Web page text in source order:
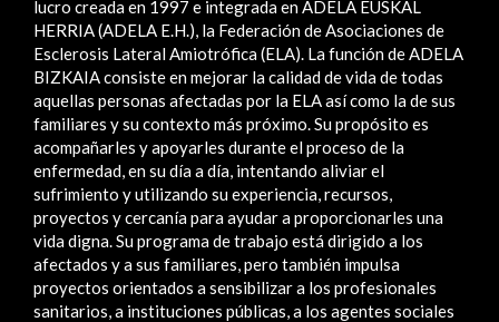
lucro creada en 1997 e integrada en ADELA EUSKAL
HERRIA (ADELA E.H.), la Federación de Asociaciones de
Esclerosis Lateral Amiotrófica (ELA). La función de ADELA
BIZKAIA consiste en mejorar la calidad de vida de todas
aquellas personas afectadas por la ELA así como la de sus
familiares y su contexto más próximo. Su propósito es
acompañarles y apoyarles durante el proceso de la
enfermedad, en su día a día, intentando aliviar el
sufrimiento y utilizando su experiencia, recursos,
proyectos y cercanía para ayudar a proporcionarles una
vida digna. Su programa de trabajo está dirigido a los
afectados y a sus familiares, pero también impulsa
proyectos orientados a sensibilizar a los profesionales
sanitarios, a instituciones públicas, a los agentes sociales